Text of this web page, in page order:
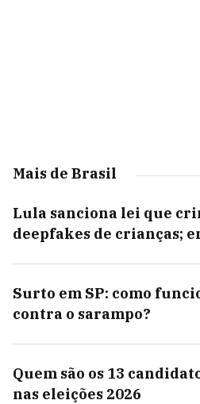
Mais de Brasil
Lula sanciona lei que
deepfakes de crianças;
Surto em SP: como
contra o sarampo?
Quem são os 13
nas eleições 2026